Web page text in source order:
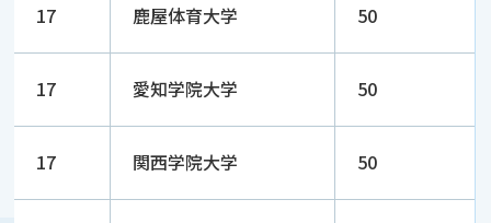
17 鹿屋体育大学 50
17 愛知学院大学 50
17 関西学院大学 50